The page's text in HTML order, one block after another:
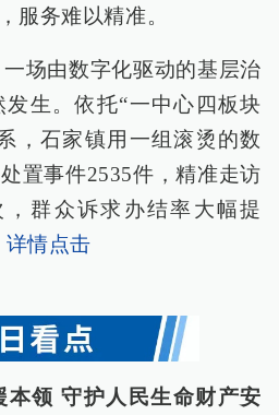
服务难以精准。
场由数字化驱动的基层治
生。依托“一中心四板块
，石家镇用一组滚烫的数
置事件2535件，精准走访
群众诉求办结率大幅提
详情点击
领 守护人民生命财产安